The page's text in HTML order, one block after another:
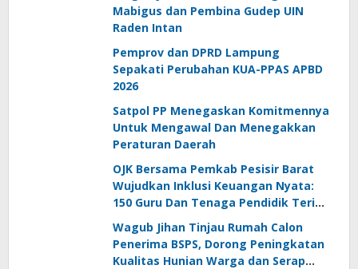
Mabigus dan Pembina Gudep UIN
Raden Intan
Pemprov dan DPRD Lampung
Sepakati Perubahan KUA-PPAS APBD
2026
Satpol PP Menegaskan Komitmennya
Untuk Mengawal Dan Menegakkan
Peraturan Daerah
OJK Bersama Pemkab Pesisir Barat
Wujudkan Inklusi Keuangan Nyata:
150 Guru Dan Tenaga Pendidik Terima
Polis Asuransi Jiwa
Wagub Jihan Tinjau Rumah Calon
Penerima BSPS, Dorong Peningkatan
Kualitas Hunian Warga dan Serap